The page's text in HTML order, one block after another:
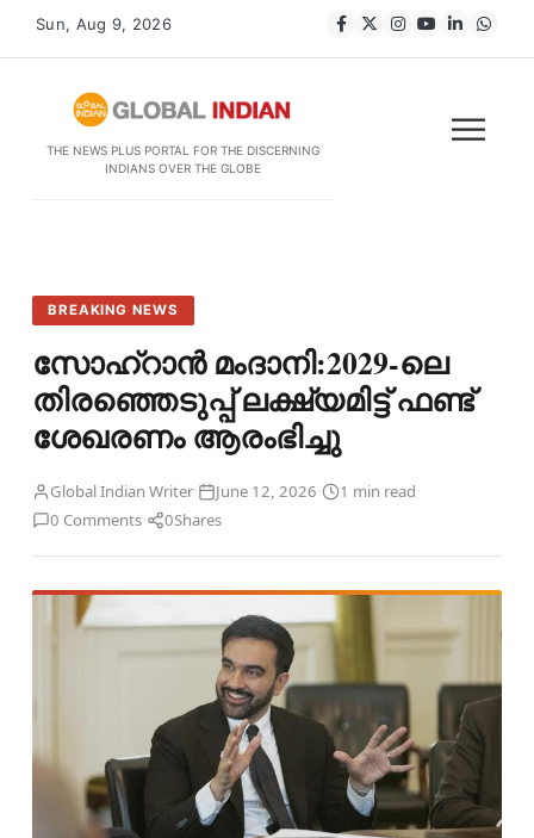
Sun, Aug 9, 2026
THE NEWS PLUS PORTAL FOR THE DISCERNING
INDIANS OVER THE GLOBE
BREAKING NEWS
സോഹ്‌റാൻ മംദാനി:2029-ലെ
തിരഞ്ഞെടുപ്പ് ലക്ഷ്യമിട്ട് ഫണ്ട്
ശേഖരണം ആരംഭിച്ചു
Global Indian Writer· June 12, 2026· 1 min read·
0 Comments· 0Shares